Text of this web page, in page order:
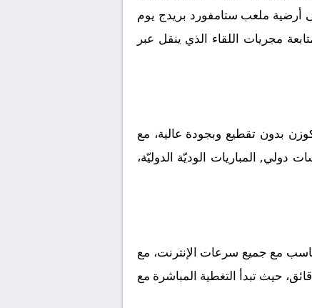
أرضية ملعب ستامفورد بريدج يوم
كبير لمتابعة مجريات اللقاء الذي ينقل عبر
بدون تقطيع وبجودة عالية، مع
دولي, المباريات الوديّة الدوليّة،
مع جميع سرعات الإنترنت، مع
حيث تبدأ التغطية المباشرة مع